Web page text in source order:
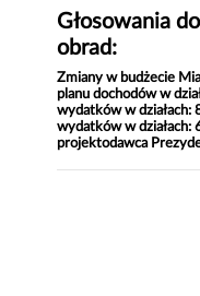
Głosowania
obrad:
Zmiany w budżecie
planu dochodów w
wydatków w
wydatków w
projektodawca